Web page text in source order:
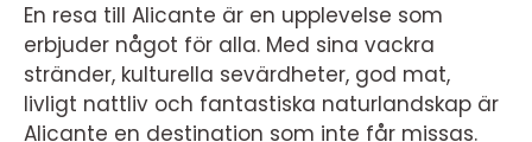
En resa till Alicante är en upplevelse som
erbjuder något för alla. Med sina vackra
stränder, kulturella sevärdheter, god mat,
livligt nattliv och fantastiska naturlandskap är
Alicante en destination som inte får missas.